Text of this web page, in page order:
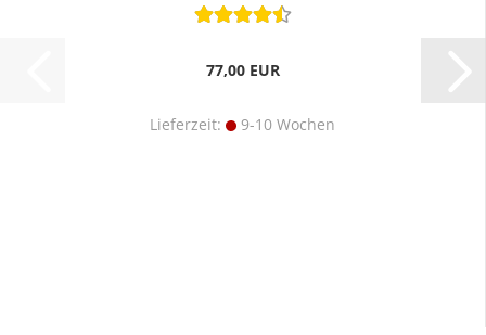
77,00 EUR
Lieferzeit: 9-10 Wochen